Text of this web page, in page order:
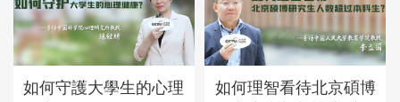
如何守護大學生的心理
如何理智看待北京碩博